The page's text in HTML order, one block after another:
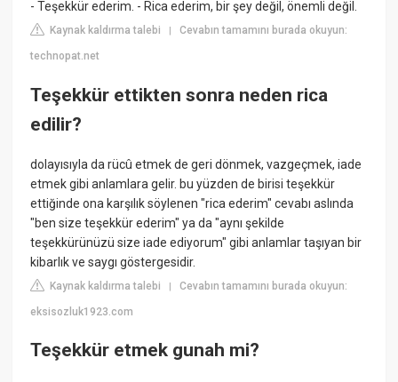
- Teşekkür ederim. - Rica ederim, bir şey değil, önemli değil.
Kaynak kaldırma talebi |Cevabın tamamını burada okuyun:
technopat.net
Teşekkür ettikten sonra neden rica
edilir?
dolayısıyla da rücû etmek de geri dönmek, vazgeçmek, iade
etmek gibi anlamlara gelir. bu yüzden de birisi teşekkür
ettiğinde ona karşılık söylenen "rica ederim" cevabı aslında
"ben size teşekkür ederim" ya da "aynı şekilde
teşekkürünüzü size iade ediyorum" gibi anlamlar taşıyan bir
kibarlık ve saygı göstergesidir.
Kaynak kaldırma talebi |Cevabın tamamını burada okuyun:
eksisozluk1923.com
Teşekkür etmek gunah mi?